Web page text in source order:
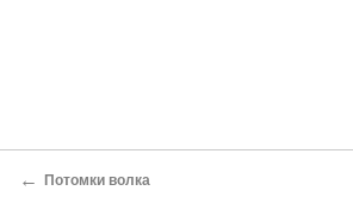
← Потомки волка